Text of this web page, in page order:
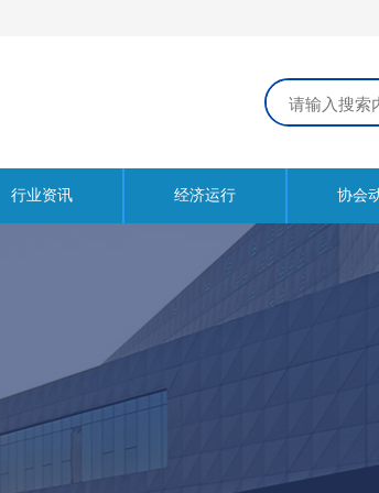
行业资讯 经济运行 协会